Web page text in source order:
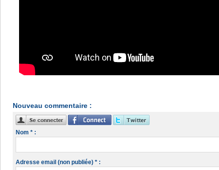
Nouveau commentaire :
Nom * :
Adresse email (non publiée) * :